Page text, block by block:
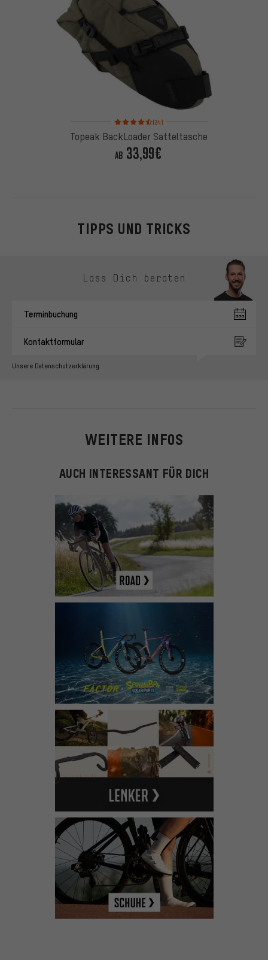
Bewertungen: 4,5 von 5 basierend auf 24
(24)
Topeak BackLoader Satteltasche
AB 33,99€
TIPPS UND TRICKS
Lass Dich beraten
Terminbuchung
Kontaktformular
Unsere Datenschutzerklärung
WEITERE INFOS
AUCH INTERESSANT FÜR DICH